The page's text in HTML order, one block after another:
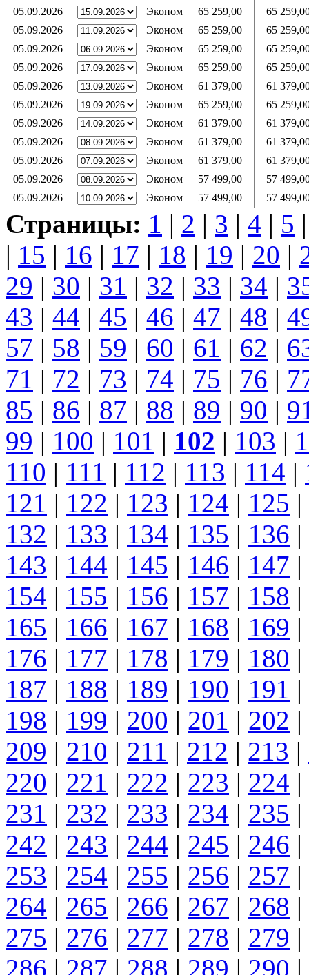
05.09.2026
Эконом 65 259,00
65
05.09.2026
Эконом 65 259,00
65
05.09.2026
Эконом 65 259,00
65
05.09.2026
Эконом 65 259,00
65
05.09.2026
Эконом 61 379,00
61
05.09.2026
Эконом 65 259,00
65
05.09.2026
Эконом 61 379,00
61
05.09.2026
Эконом 61 379,00
61
05.09.2026
Эконом 61 379,00
61
05.09.2026
Эконом 57 499,00
57
05.09.2026
Эконом 57 499,00 57
Страницы: 1 | 2 | 3 | 4 | 5
| 15 | 16 | 17 | 18 | 19 | 20 |
29 | 30 | 31 | 32 | 33 | 34 |
43 | 44 | 45 | 46 | 47 | 48 |
57 | 58 | 59 | 60 | 61 | 62 |
71 | 72 | 73 | 74 | 75 | 76 |
85 | 86 | 87 | 88 | 89 | 90 |
99 | 100 | 101 | 102 | 103 |
110 | 111 | 112 | 113 | 114 |
121 | 122 | 123 | 124 | 125 |
132 | 133 | 134 | 135 | 136 |
143 | 144 | 145 | 146 | 147 |
154 | 155 | 156 | 157 | 158 |
165 | 166 | 167 | 168 | 169 |
176 | 177 | 178 | 179 | 180 |
187 | 188 | 189 | 190 | 191 |
198 | 199 | 200 | 201 | 202 |
209 | 210 | 211 | 212 | 213 |
220 | 221 | 222 | 223 | 224 |
231 | 232 | 233 | 234 | 235 |
242 | 243 | 244 | 245 | 246 |
253 | 254 | 255 | 256 | 257 |
264 | 265 | 266 | 267 | 268 |
275 | 276 | 277 | 278 | 279 |
286 | 287 | 288 | 289 | 290 |